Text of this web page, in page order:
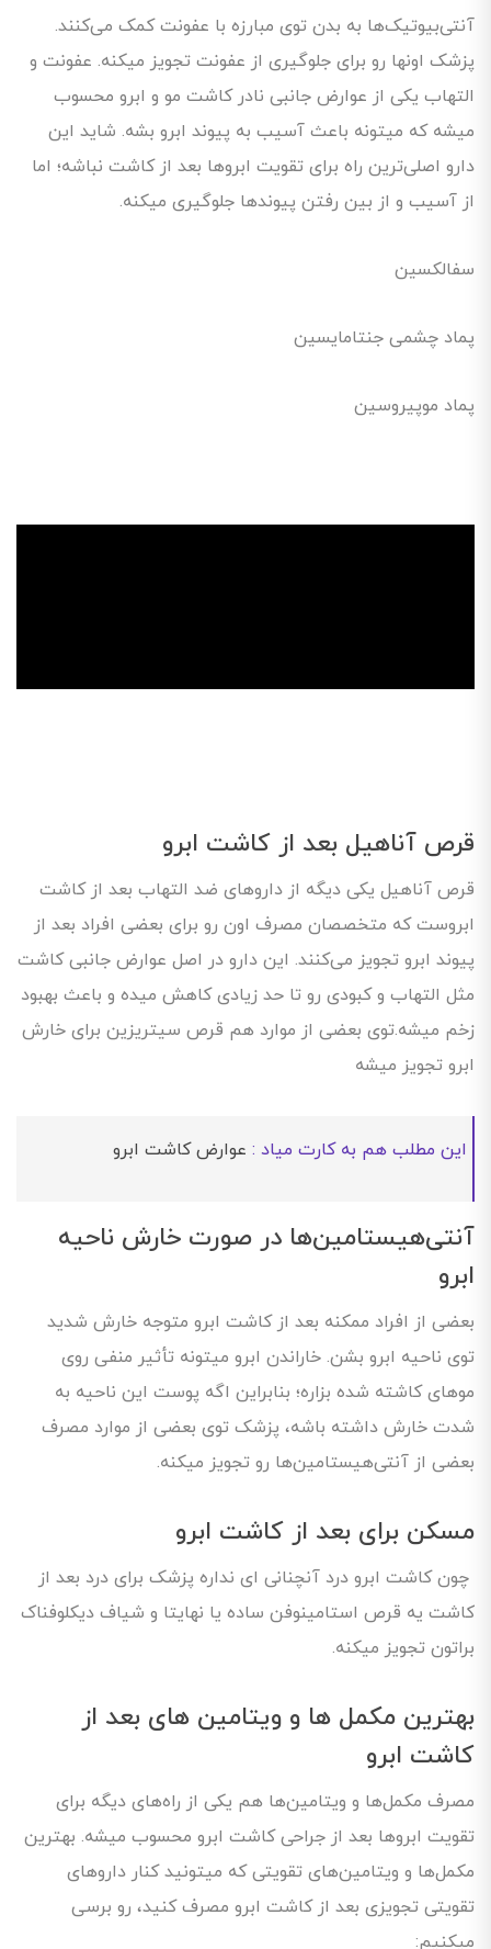
آنتی‌بیوتیک‌ها به بدن توی مبارزه با عفونت کمک می‌کنند.
پزشک اونها رو برای جلوگیری از عفونت تجویز میکنه. عفونت و
التهاب یکی از عوارض جانبی نادر کاشت مو و ابرو محسوب
میشه که میتونه باعث آسیب به پیوند ابرو بشه. شاید این
دارو اصلی‌ترین راه برای تقویت ابروها بعد از کاشت نباشه؛ اما
از آسیب و از بین رفتن پیوندها جلوگیری میکنه.
سفالکسین
پماد چشمی جنتامایسین
پماد موپیروسین
قرص آناهیل بعد از کاشت ابرو
قرص آناهیل یکی دیگه از داروهای ضد التهاب بعد از کاشت
ابروست که متخصصان مصرف اون رو برای بعضی افراد بعد از
پیوند ابرو تجویز می‌کنند. این دارو در اصل عوارض جانبی کاشت
مثل التهاب و کبودی رو تا حد زیادی کاهش میده و باعث بهبود
زخم میشه.توی بعضی از موارد هم قرص سیتریزین برای خارش
ابرو تجویز میشه
این مطلب هم به کارت میاد : عوارض کاشت ابرو
آنتی‌هیستامین‌ها در صورت خارش ناحیه
ابرو
بعضی از افراد ممکنه بعد از کاشت ابرو متوجه خارش شدید
توی ناحیه ابرو بشن. خاراندن ابرو میتونه تأثیر منفی روی
موهای کاشته شده بزاره؛ بنابراین اگه پوست این ناحیه به‌
شدت خارش داشته باشه، پزشک توی بعضی از موارد مصرف
بعضی از آنتی‌هیستامین‌ها رو تجویز میکنه.
مسکن برای بعد از کاشت ابرو
چون کاشت ابرو درد آنچنانی ای نداره پزشک برای درد بعد از
کاشت یه قرص استامینوفن ساده یا نهایتا و شیاف دیکلوفناک
براتون تجویز میکنه.
بهترین مکمل ها و ویتامین های بعد از
کاشت ابرو
مصرف مکمل‌ها و ویتامین‌ها هم یکی از راه‌های دیگه برای
تقویت ابروها بعد از جراحی کاشت ابرو محسوب میشه. بهترین
مکمل‌ها و ویتامین‌های تقویتی که میتونید کنار داروهای
تقویتی تجویزی بعد از کاشت ابرو مصرف کنید، رو برسی
میکنیم: